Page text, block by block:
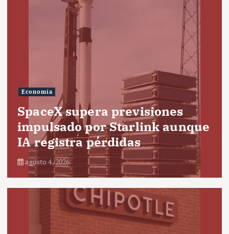
Economía
SpaceX supera previsiones
impulsado por Starlink aunque
IA registra pérdidas
agosto 4, 2026